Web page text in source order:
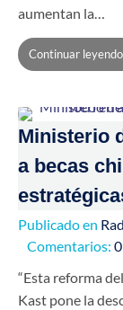
aumentan la…
Continuar leyendo
Ministerio
a becas
Publicado en
Comentarios: 0
“Esta reforma
Kast pone la